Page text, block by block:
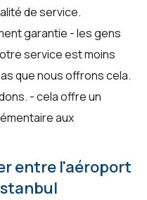
de service.
garantie - les gens
service est moins
que nous offrons cela.
- cela offre un
aux
entre l'aéroport